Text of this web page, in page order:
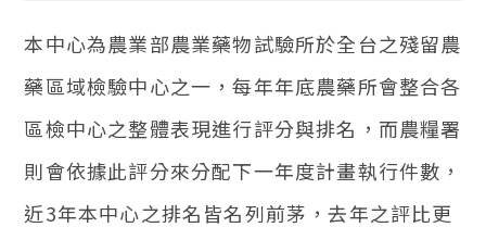
別：
本中心為農業部農業藥物試驗所於全台之殘留農
藥區域檢驗中心之一，每年年底農藥所會整合各
區檢中心之整體表現進行評分與排名，而農糧署
則會依據此評分來分配下一年度計畫執行件數，
近3年本中心之排名皆名列前茅，去年之評比更